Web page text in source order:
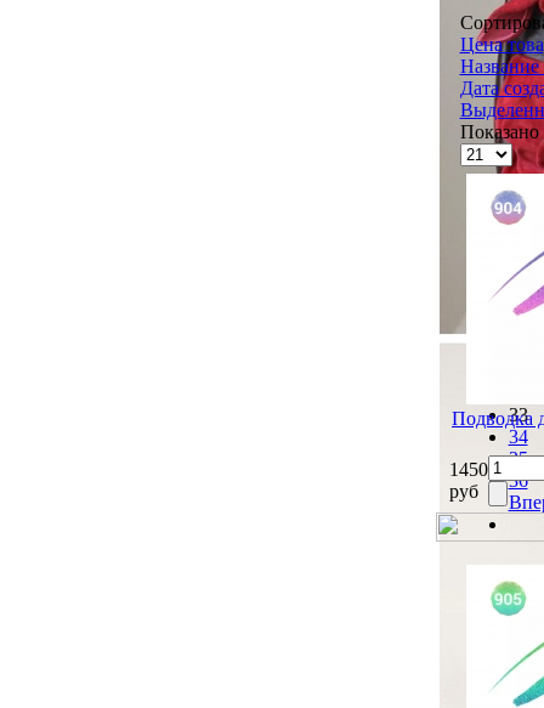
Цена
Название
Дата
Показано
27
28
33
34
35
36
Подводка
1450
руб